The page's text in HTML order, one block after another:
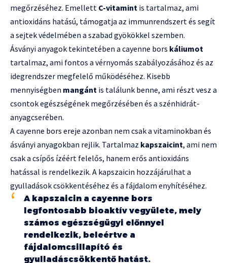
megőrzéséhez. Emellett C-vitamint is tartalmaz, ami
antioxidáns hatású, támogatja az immunrendszert és segít
a sejtek védelmében a szabad gyökökkel szemben.
Ásványi anyagok tekintetében a cayenne bors káliumot
tartalmaz, ami fontos a vérnyomás szabályozásához és az
idegrendszer megfelelő működéséhez. Kisebb
mennyiségben mangánt is találunk benne, ami részt vesz a
csontok egészségének megőrzésében és a szénhidrát-
anyagcserében.
A cayenne bors ereje azonban nem csak a vitaminokban és
ásványi anyagokban rejlik. Tartalmaz kapszaicint, ami nem
csak a csípős ízéért felelős, hanem erős antioxidáns
hatással is rendelkezik. A kapszaicin hozzájárulhat a
gyulladások csökkentéséhez és a fájdalom enyhítéséhez.
A kapszaicin a cayenne bors
legfontosabb bioaktív vegyülete, mely
számos egészségügyi előnnyel
rendelkezik, beleértve a
fájdalomcsillapító és
gyulladáscsökkentő hatást.